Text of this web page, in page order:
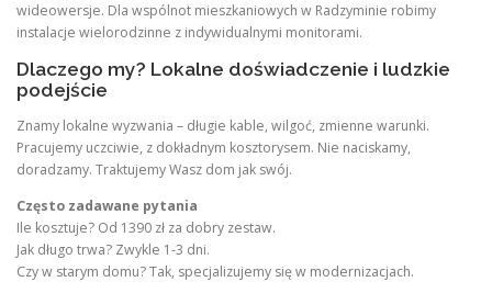
wideowersje. Dla wspólnot mieszkaniowych w Radzyminie robimy
instalacje wielorodzinne z indywidualnymi monitorami.
Dlaczego my? Lokalne doświadczenie i ludzkie
podejście
Znamy lokalne wyzwania – długie kable, wilgoć, zmienne warunki.
Pracujemy uczciwie, z dokładnym kosztorysem. Nie naciskamy,
doradzamy. Traktujemy Wasz dom jak swój.
Często zadawane pytania
Ile kosztuje? Od 1390 zł za dobry zestaw.
Jak długo trwa? Zwykle 1-3 dni.
Czy w starym domu? Tak, specjalizujemy się w modernizacjach.